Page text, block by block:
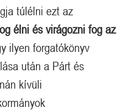
túlélni ezt az
élni és virágozni fog az
ilyen forgatókönyv
után a Párt és
kívüli